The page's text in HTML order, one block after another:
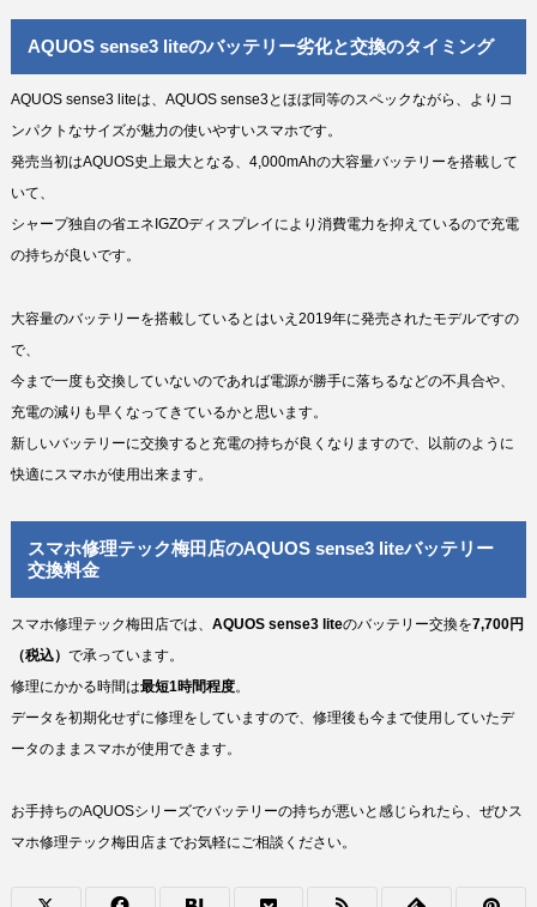
AQUOS sense3 liteのバッテリー劣化と交換のタイミング
AQUOS sense3 liteは、AQUOS sense3とほぼ同等のスペックながら、よりコ
ンパクトなサイズが魅力の使いやすいスマホです。
発売当初はAQUOS史上最大となる、4,000mAhの大容量バッテリーを搭載して
いて、
シャープ独自の省エネIGZOディスプレイにより消費電力を抑えているので充電
の持ちが良いです。
大容量のバッテリーを搭載しているとはいえ2019年に発売されたモデルですの
で、
今まで一度も交換していないのであれば電源が勝手に落ちるなどの不具合や、
充電の減りも早くなってきているかと思います。
新しいバッテリーに交換すると充電の持ちが良くなりますので、以前のように
快適にスマホが使用出来ます。
スマホ修理テック梅田店のAQUOS sense3 liteバッテリー
交換料金
スマホ修理テック梅田店では、 AQUOS sense3 liteのバッテリー交換を7,700円
（税込） で承っています。
修理にかかる時間は最短1時間程度。
データを初期化せずに修理をしていますので、修理後も今まで使用していたデ
ータのままスマホが使用できます。
お手持ちのAQUOSシリーズでバッテリーの持ちが悪いと感じられたら、ぜひス
マホ修理テック梅田店までお気軽にご相談ください。